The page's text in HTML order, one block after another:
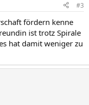
#3
fördern kenne
ist trotz Spirale
hat damit weniger zu